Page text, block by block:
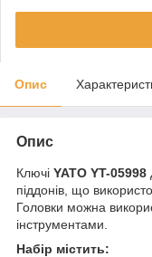
Опис
Опис
Ключі YATO YT-05998
піддонів, що
Головки можна
інструментами.
Набір містить: